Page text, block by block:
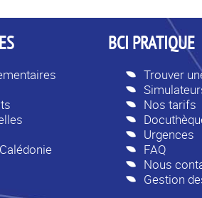
BCI PRATIQUE
Trouver
Nos tarifs
Urgences
FAQ
Nous
Gestion